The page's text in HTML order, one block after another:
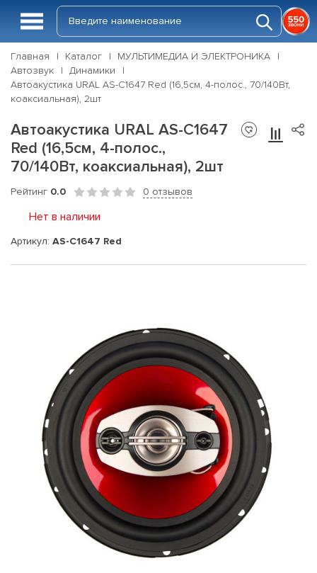
Главная Каталог
МУЛЬТИМЕДИА И ЭЛЕКТРОНИКА
Автозвук
Динамики
Автоакустика URAL AS-C1647 Red (16,5см, 4-полос., 70/140Вт,
коаксиальная), 2шт
Автоакустика URAL AS-C1647
Red (16,5см, 4-полос.,
70/140Вт, коаксиальная), 2шт
Рейтинг 0.0 0 отзывов
Нет в наличии
Артикул: AS-C1647 Red